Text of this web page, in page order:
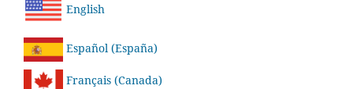
English
Español (España)
Français (Canada)